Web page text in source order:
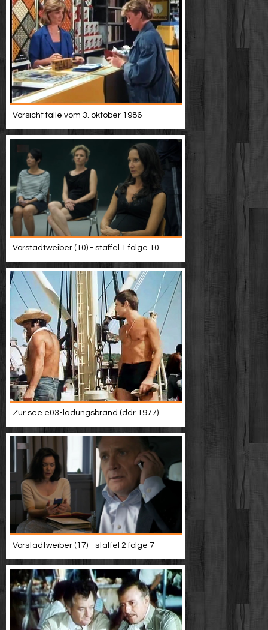
Vorsicht falle vom 3. oktober 1986
Vorstadtweiber (10) - staffel 1 folge 10
Zur see e03-ladungsbrand (ddr 1977)
Vorstadtweiber (17) - staffel 2 folge 7